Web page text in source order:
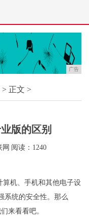
广告
> 正文 >
版的区别
网 阅读：1240
算机、手机和其他电子设
系统的安全性。那么
来看看吧。